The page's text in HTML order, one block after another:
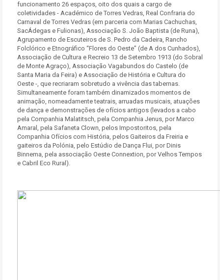
funcionamento 26 espaços, oito dos quais a cargo de
coletividades - Académico de Torres Vedras, Real Confraria do
Carnaval de Torres Vedras (em parceria com Marias Cachuchas,
SacÁdegas e Fulionas), Associação S. João Baptista (de Runa),
Agrupamento de Escuteiros de S. Pedro da Cadeira, Rancho
Folclórico e Etnográfico “Flores do Oeste” (de A dos Cunhados),
Associação de Cultura e Recreio 13 de Setembro 1913 (do Sobral
de Monte Agraço), Associação Vagabundos do Castelo (de
Santa Maria da Feira) e Associação de História e Cultura do
Oeste -, que recriaram sobretudo a vivência das tabernas.
Simultaneamente foram também dinamizados momentos de
animação, nomeadamente teatrais, arruadas musicais, atuações
de dança e demonstrações de ofícios antigos (levados a cabo
pela Companhia Malatitsch, pela Companhia Jenus, por Marco
Amaral, pela Safaneta Clown, pelos Impostoritos, pela
Companhia Ofícios com História, pelos Gaiteiros da Freiria e
gaiteiros da Polónia, pelo Estúdio de Dança Flui, por Dinis
Binnema, pela associação Oeste Connextion, por Velhos Tempos
e Cabril Eco Rural).